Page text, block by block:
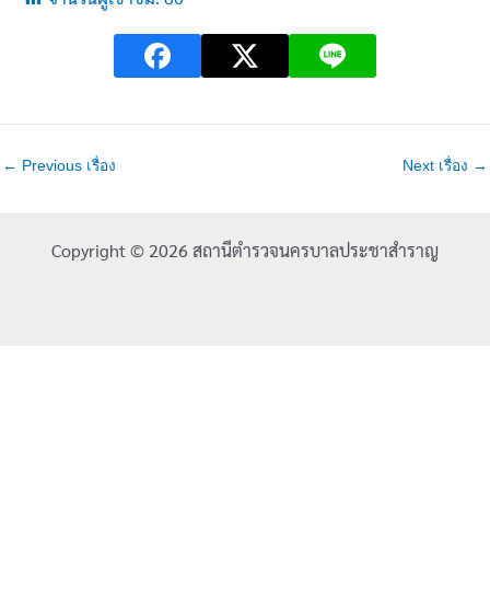
← Previous เรื่อง Next เรื่อง →
Copyright © 2026 สถานีตำรวจนครบาลประชาสำราญ